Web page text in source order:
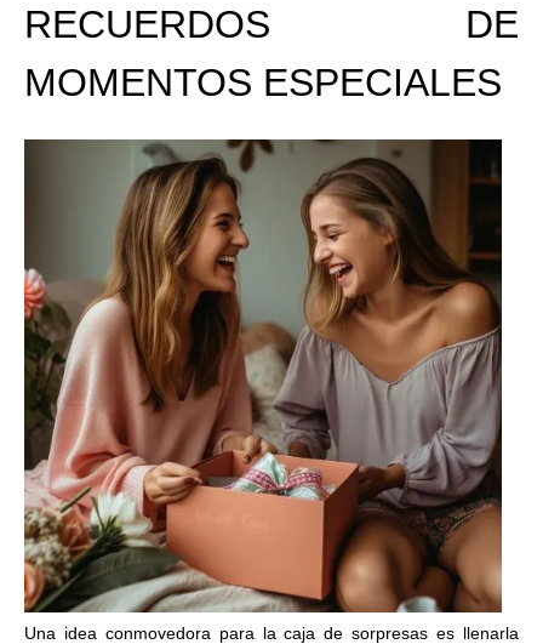
RECUERDOS DE
MOMENTOS ESPECIALES
Una idea conmovedora para la caja de sorpresas es llenarla